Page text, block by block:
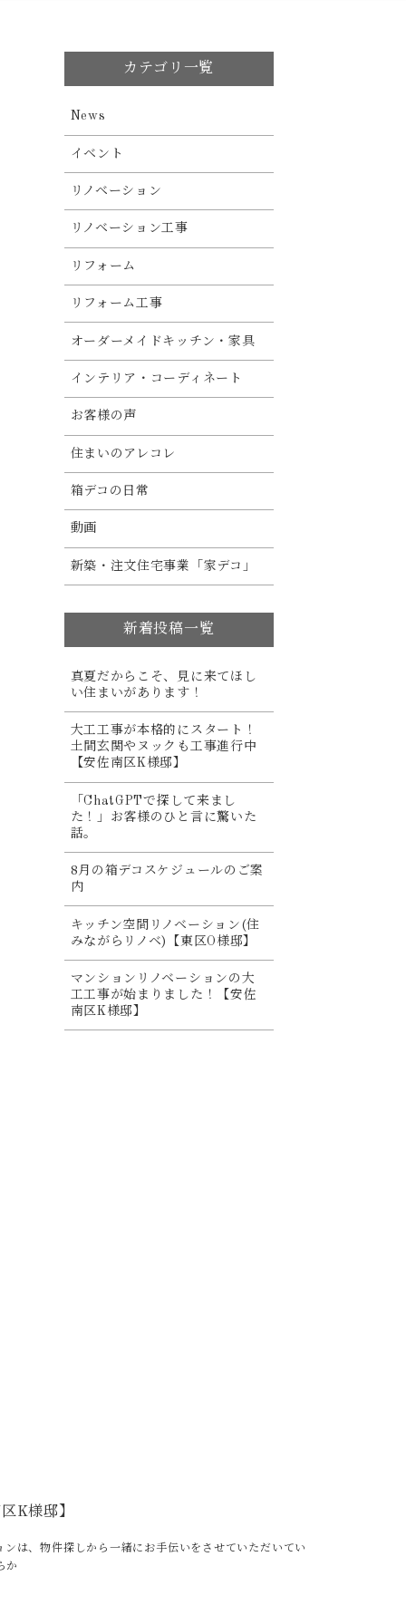
カテゴリ一覧
News
イベント
リノベーション
リノベーション工事
リフォーム
リフォーム工事
オーダーメイドキッチン・家具
インテリア・コーディネート
お客様の声
住まいのアレコレ
箱デコの日常
動画
新築・注文住宅事業「家デコ」
新着投稿一覧
真夏だからこそ、見に来てほし
い住まいがあります！
大工工事が本格的にスタート！
土間玄関やヌックも工事進行中
【安佐南区K様邸】
「ChatGPTで探して来まし
た！」お客様のひと言に驚いた
話。
8月の箱デコスケジュールのご案
内
キッチン空間リノベーション(住
みながらリノベ)【東区O様邸】
マンションリノベーションの大
工工事が始まりました！【安佐
南区K様邸】
K様邸】
は、物件探しから一緒にお手伝いをさせていただいてい
か